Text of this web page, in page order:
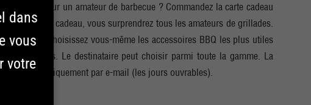
original pour un amateur de barbecue ? Commandez la carte cadeau
cette carte cadeau, vous surprendrez tous les amateurs de grillades.
vous choisissez vous-même les accessoires BBQ les plus utiles
de bois. Le destinataire peut choisir parmi toute la gamme. La
numériquement par e-mail (les jours ouvrables).
dans
vous
votre